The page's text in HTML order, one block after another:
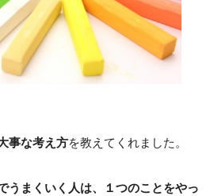
事な考え方を教えてくれました。
うまくいく人は、１つのことをやっ